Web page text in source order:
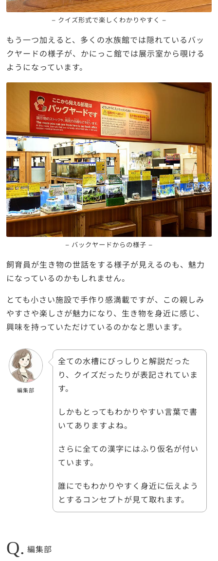
– クイズ形式で楽しくわかりやすく –
もう一つ加えると、多くの水族館では隠れているバッ
クヤードの様子が、かにっこ館では展示室から覗ける
ようになっています。
– バックヤードからの様子 –
飼育員が生き物の世話をする様子が見えるのも、魅力
になっているのかもしれません。
とても小さい施設で手作り感満載ですが、この親しみ
やすさや楽しさが魅力になり、生き物を身近に感じ、
興味を持っていただけているのかなと思います。
編集部
全ての水槽にびっしりと解説だった
り、クイズだったりが表記されていま
す。
しかもとってもわかりやすい言葉で書
いてありますよね。
さらに全ての漢字にはふり仮名が付い
ています。
誰にでもわかりやすく身近に伝えよう
とするコンセプトが見て取れます。
Q. 編集部